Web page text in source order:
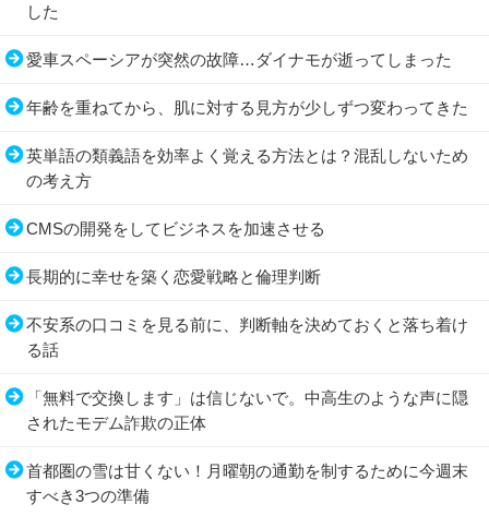
した
愛車スペーシアが突然の故障…ダイナモが逝ってしまった
年齢を重ねてから、肌に対する見方が少しずつ変わってきた
英単語の類義語を効率よく覚える方法とは？混乱しないため
の考え方
CMSの開発をしてビジネスを加速させる
長期的に幸せを築く恋愛戦略と倫理判断
不安系の口コミを見る前に、判断軸を決めておくと落ち着け
る話
「無料で交換します」は信じないで。中高生のような声に隠
されたモデム詐欺の正体
首都圏の雪は甘くない！月曜朝の通勤を制するために今週末
すべき3つの準備